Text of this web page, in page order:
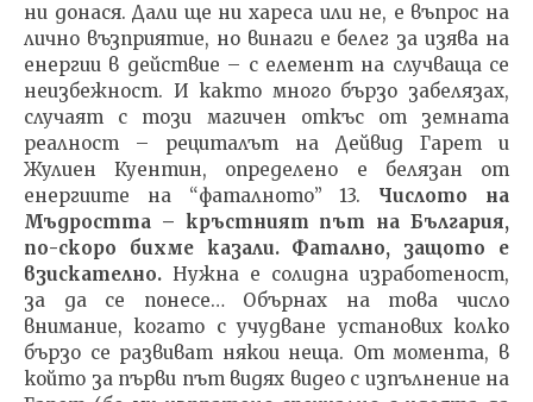
ни донася. Дали ще ни хареса или не, е въпрос на
лично възприятие, но винаги е белег за изява на
енергии в действие – с елемент на случваща се
неизбежност. И както много бързо забелязах,
случаят с този магичен откъс от земната
реалност – рециталът на Дейвид Гарет и
Жулиен Куентин, определено е белязан от
енергиите на “фаталното” 13. Числото на
Мъдростта – кръстният път на България,
по-скоро бихме казали. Фатално, защото е
взискателно. Нужна е солидна изработеност,
за да се понесе… Обърнах на това число
внимание, когато с учудване установих колко
бързо се развиват някои неща. От момента, в
който за първи път видях видео с изпълнение на